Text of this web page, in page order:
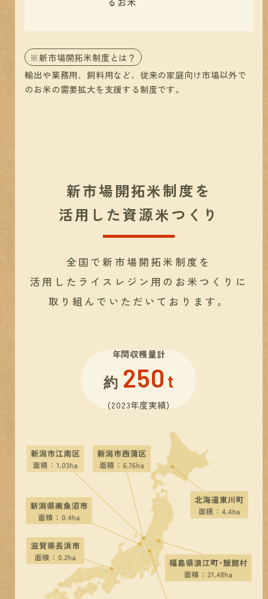
※新市場開拓米制度とは？
輸出や業務用、飼料用など、従来の家庭向け市場以外で
のお米の需要拡大を支援する制度です。
新市場開拓米制度を
活用した資源米つくり
全国で新市場開拓米制度を
活用したライスレジン用の お米つくりに
取り組んでいただいております。
年間収穫量計
約 250 t
(2023年度実績)